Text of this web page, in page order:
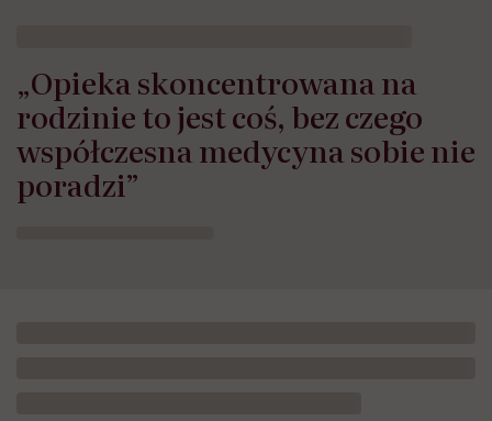
„Opieka skoncentrowana na
rodzinie to jest coś, bez czego
współczesna medycyna sobie nie
poradzi”